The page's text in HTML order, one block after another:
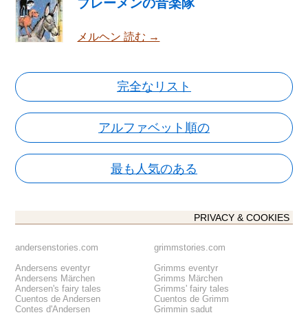
ブレーメンの音楽隊
メルヘン 読む →
完全なリスト
アルファベット順の
最も人気のある
PRIVACY & COOKIES
andersenstories.com
Andersens eventyr
Andersens Märchen
Andersen's fairy tales
Cuentos de Andersen
Contes d'Andersen
grimmstories.com
Grimms eventyr
Grimms Märchen
Grimms' fairy tales
Cuentos de Grimm
Grimmin sadut